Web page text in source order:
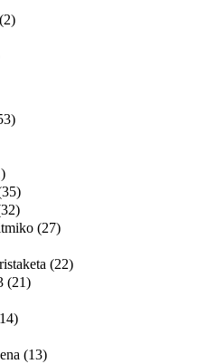
(27)
(22)
(21)
(13)